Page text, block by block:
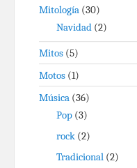
Mitología (30)
Navidad (2)
Mitos (5)
Motos (1)
Música (36)
Pop (3)
rock (2)
Tradicional (2)